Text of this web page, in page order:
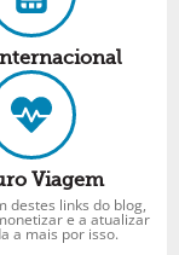
Viagem
destes links do blog,
e a atualizar
a mais por isso.